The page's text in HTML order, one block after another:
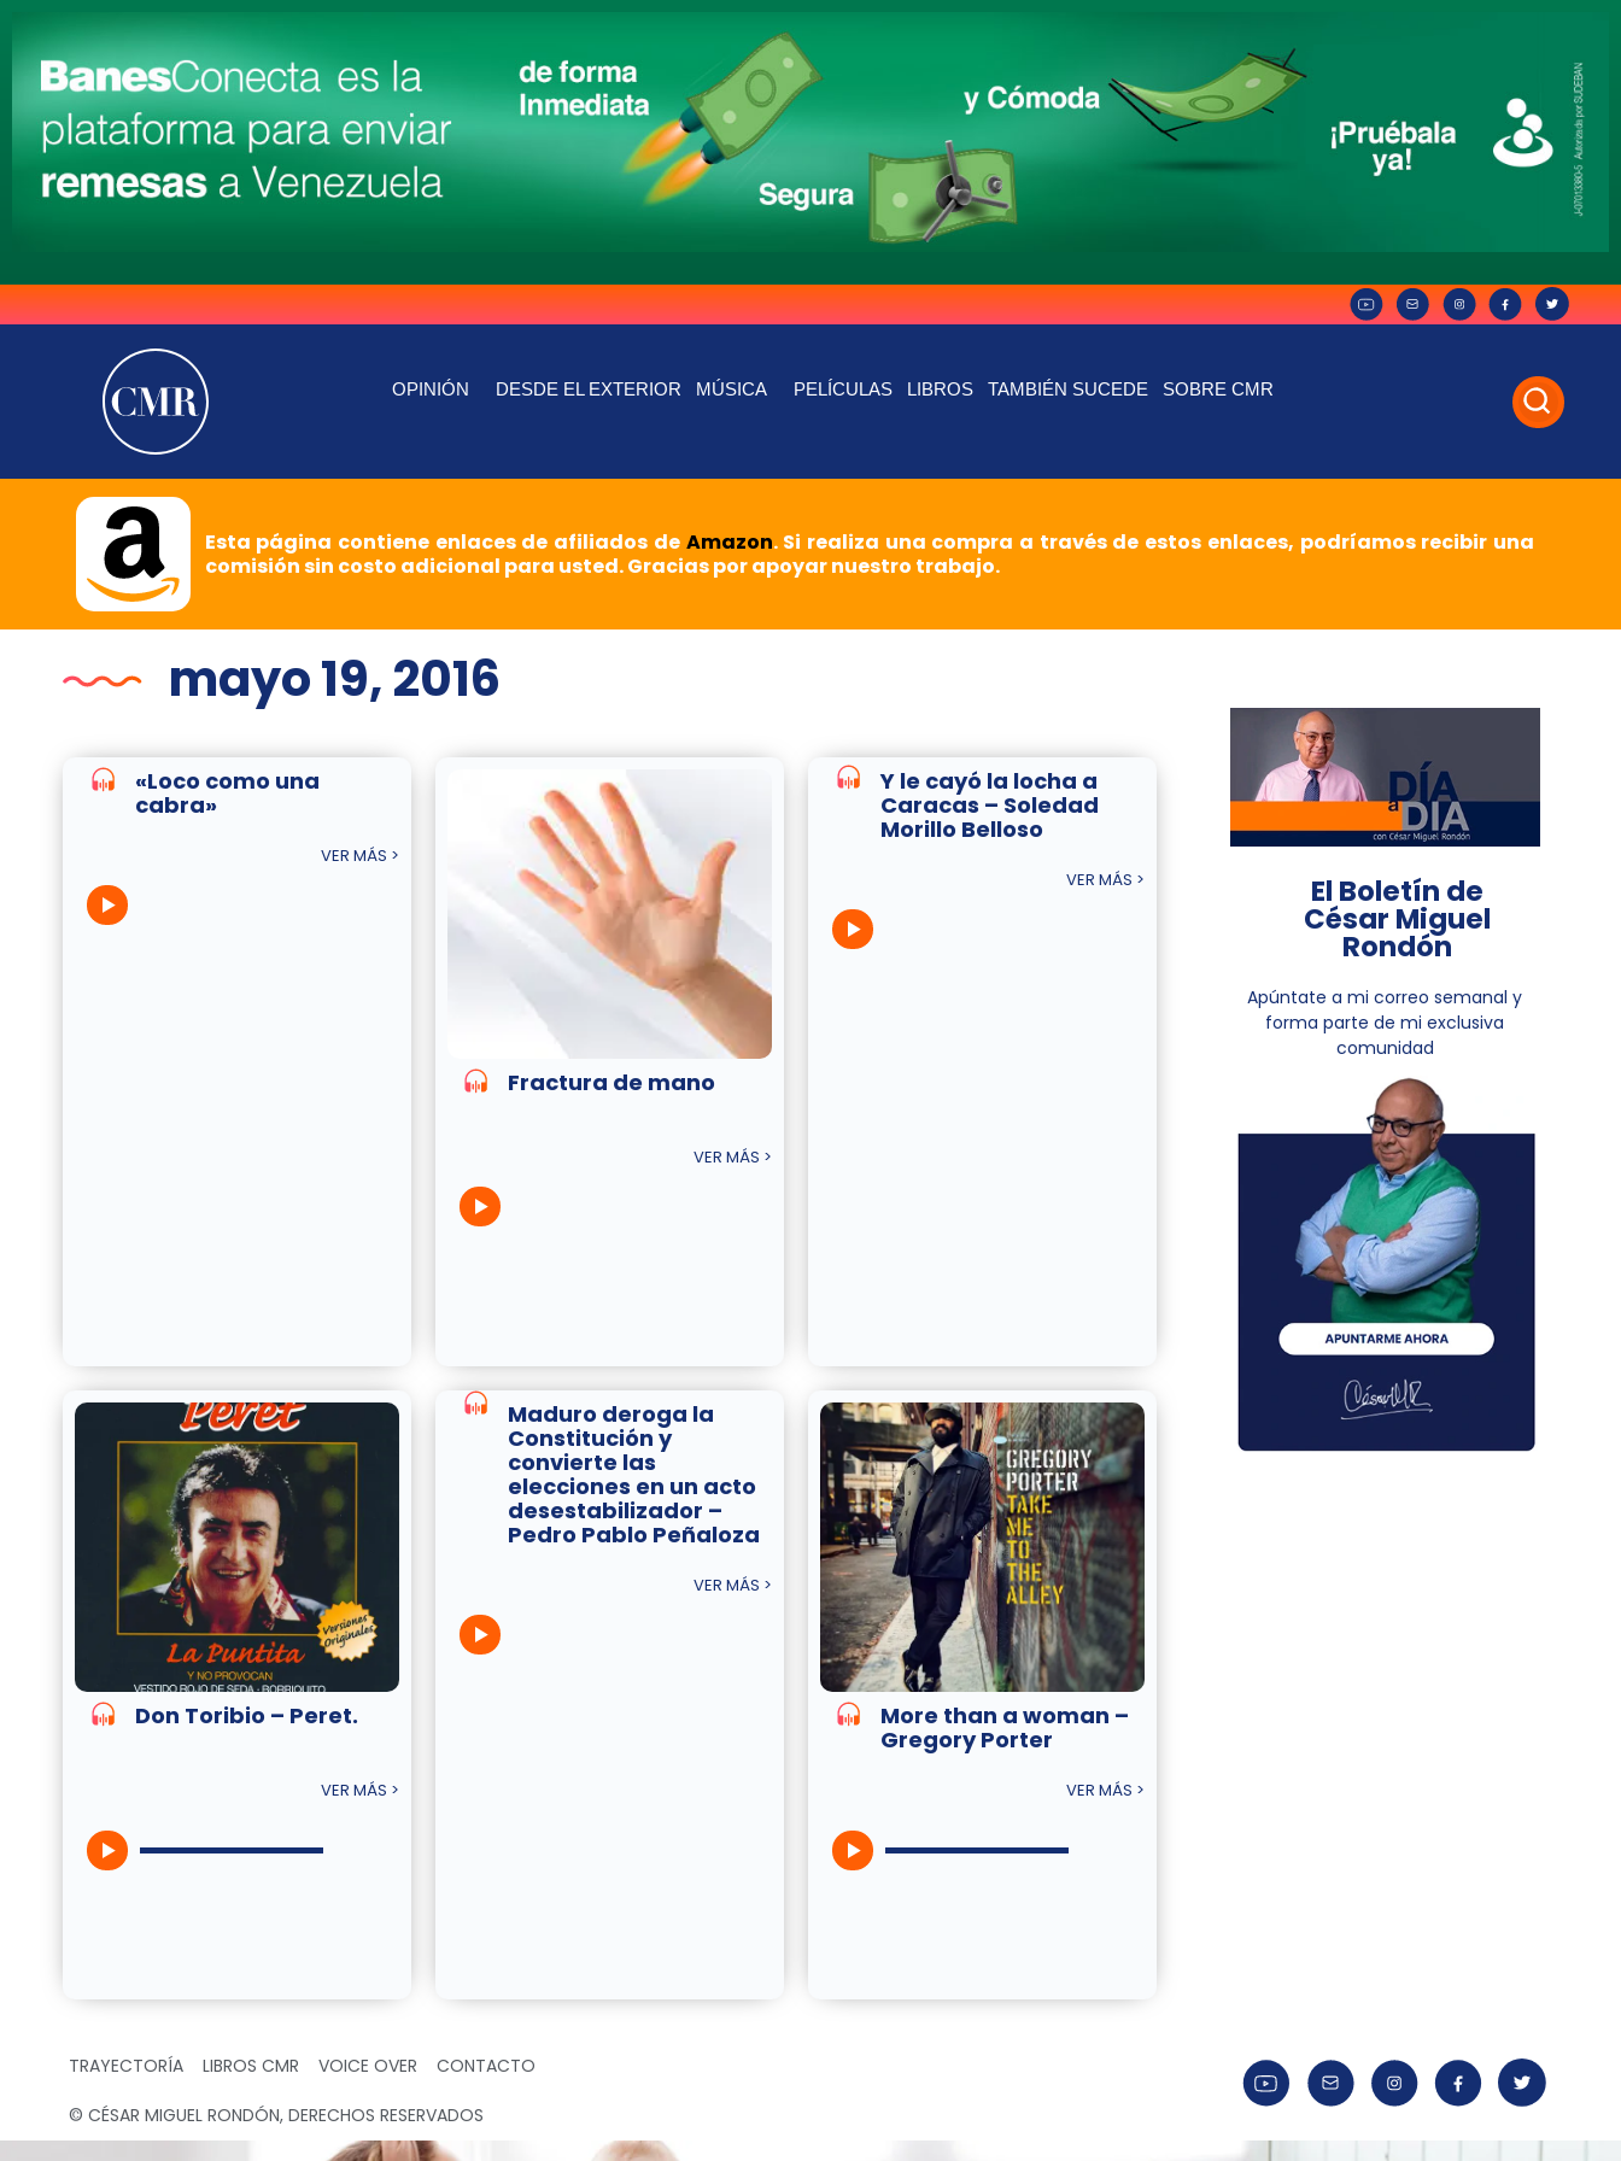
OPINIÓN DESDE EL EXTERIOR MÚSICA PELÍCULAS LIBROS TAMBIÉN SUCEDE SOBRE CMR
Esta página contiene enlaces de afiliados de Amazon. Si realiza una compra a través de estos enlaces, podríamos recibir una
comisión sin costo adicional para usted. Gracias por apoyar nuestro trabajo.
mayo 19, 2016
«Loco como una
cabra»
VER MÁS >
Fractura de mano
VER MÁS >
Y le cayó la locha a
Caracas – Soledad
Morillo Belloso
VER MÁS >
Don Toribio – Peret.
VER MÁS >
Maduro deroga la
Constitución y
convierte las
elecciones en un acto
desestabilizador –
Pedro Pablo Peñaloza
VER MÁS >
More than a woman –
Gregory Porter
VER MÁS >
El Boletín de
César Miguel
Rondón
Apúntate a mi correo semanal y
forma parte de mi exclusiva
comunidad
TRAYECTORÍA LIBROS CMR VOICE OVER CONTACTO
© CÉSAR MIGUEL RONDÓN, DERECHOS RESERVADOS